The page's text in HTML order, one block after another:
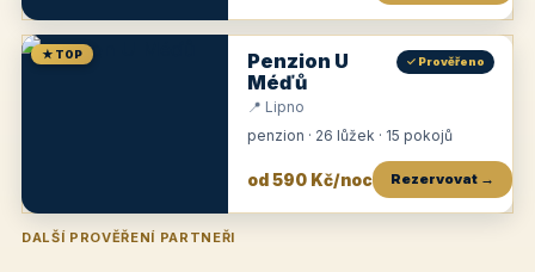
★ TOP
Penzion U
Méďů
✓ Prověřeno
📍 Lipno
penzion · 26 lůžek · 15 pokojů
od 590 Kč/noc Rezervovat →
DALŠÍ PROVĚŘENÍ PARTNEŘI
Penzion U Zámku Pension Faber